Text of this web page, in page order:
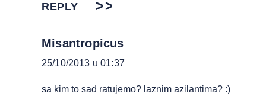
REPLY
Misantropicus
25/10/2013 u 01:37
sa kim to sad ratujemo? laznim azilantima? :)